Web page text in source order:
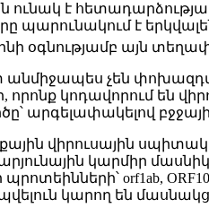
է
պարունակում է
օգնությամբ այն
անմիջապես չեն
կոդավորում են
արգելափակելով
վիրուսային
կարմիր
orf1ab,
կարող են